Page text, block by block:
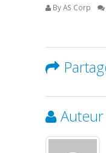
By AS Corp
Auteur